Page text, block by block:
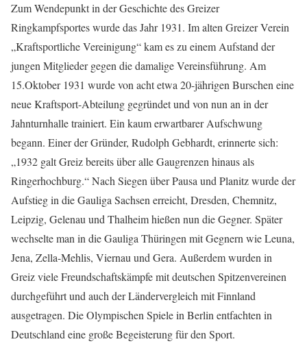
Zum Wendepunkt in der Geschichte des Greizer
Ringkampfsportes wurde das Jahr 1931. Im alten Greizer Verein
„Kraftsportliche Vereinigung“ kam es zu einem Aufstand der
jungen Mitglieder gegen die damalige Vereinsführung. Am
15.Oktober 1931 wurde von acht etwa 20-jährigen Burschen eine
neue Kraftsport-Abteilung gegründet und von nun an in der
Jahnturnhalle trainiert. Ein kaum erwartbarer Aufschwung
begann. Einer der Gründer, Rudolph Gebhardt, erinnerte sich:
„1932 galt Greiz bereits über alle Gaugrenzen hinaus als
Ringerhochburg.“ Nach Siegen über Pausa und Planitz wurde der
Aufstieg in die Gauliga Sachsen erreicht, Dresden, Chemnitz,
Leipzig, Gelenau und Thalheim hießen nun die Gegner. Später
wechselte man in die Gauliga Thüringen mit Gegnern wie Leuna,
Jena, Zella-Mehlis, Viernau und Gera. Außerdem wurden in
Greiz viele Freundschaftskämpfe mit deutschen Spitzenvereinen
durchgeführt und auch der Ländervergleich mit Finnland
ausgetragen. Die Olympischen Spiele in Berlin entfachten in
Deutschland eine große Begeisterung für den Sport.